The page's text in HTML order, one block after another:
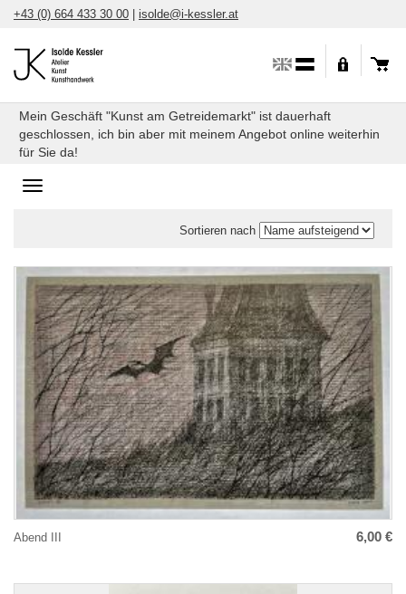
Direkt
+43 (0) 664 433 30 00 | isolde@i-kessler.at
Mein Geschäft "Kunst am Getreidemarkt" ist dauerhaft
geschlossen, ich bin aber mit meinem Angebot online weiterhin
für Sie da!
Toggle
Sortieren nach
Einfache
Kunstdrucke
Abend III 6,00 €